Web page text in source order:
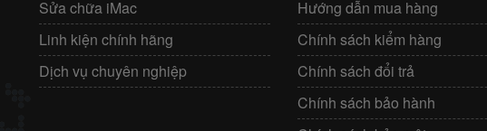
Sửa chữa iMac
Linh kiện chính hãng
Dịch vụ chuyên nghiệp
Hướng dẫn mua hàng
Chính sách kiểm hàng
Chính sách đổi trả
Chính sách bảo hành